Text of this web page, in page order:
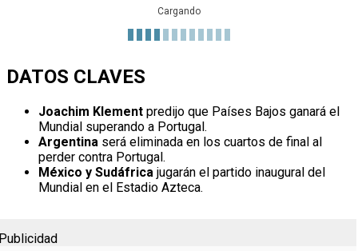
Cargando
DATOS CLAVES
Joachim Klement predijo que Países Bajos ganará el
Mundial superando a Portugal.
Argentina será eliminada en los cuartos de final al
perder contra Portugal.
México y Sudáfrica jugarán el partido inaugural del
Mundial en el Estadio Azteca.